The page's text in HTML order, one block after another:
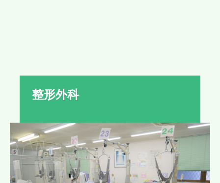
整形外科